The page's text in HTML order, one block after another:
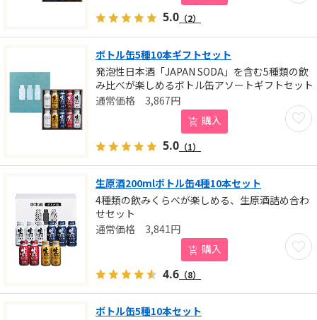
5.0 （2）
ボトル缶5種10本ギフトセット
発泡性日本酒「JAPAN SODA」を含む5種類の飲
み比べが楽しめるボトル缶アソートギフトセット
お気
3,867円
購入
5.0 （1）
生原酒200mlボトル缶4種10本セット
4種類の飲みくらべが楽しめる、生原酒詰め合わ
せセット
お気
3,841 円
購入
4.6 （8）
ボトル缶5種10本セット